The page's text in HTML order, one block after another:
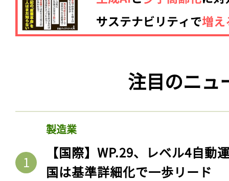
注目のニュ
製造業
【国際】WP.29、レベル4自動
国は基準詳細化で一歩リード